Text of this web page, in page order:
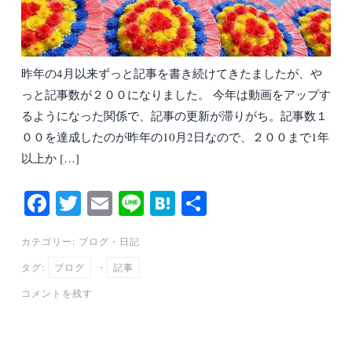
昨年の4月以来ずっと記事を書き続けてきたましたが、や
っと記事数が２００になりました。 今年は動画をアップす
るようになった関係で、記事の更新が滞りがち。記事数１
００を達成したのが昨年の10月2日なので、２００まで1年
以上か […]
Fa
ce
bo
ok
T
wi
tte
r
E
m
ail
Li H
カテゴリー: ブログ ・ 日記
タグ: ブログ ・ 記事
コメントを残す